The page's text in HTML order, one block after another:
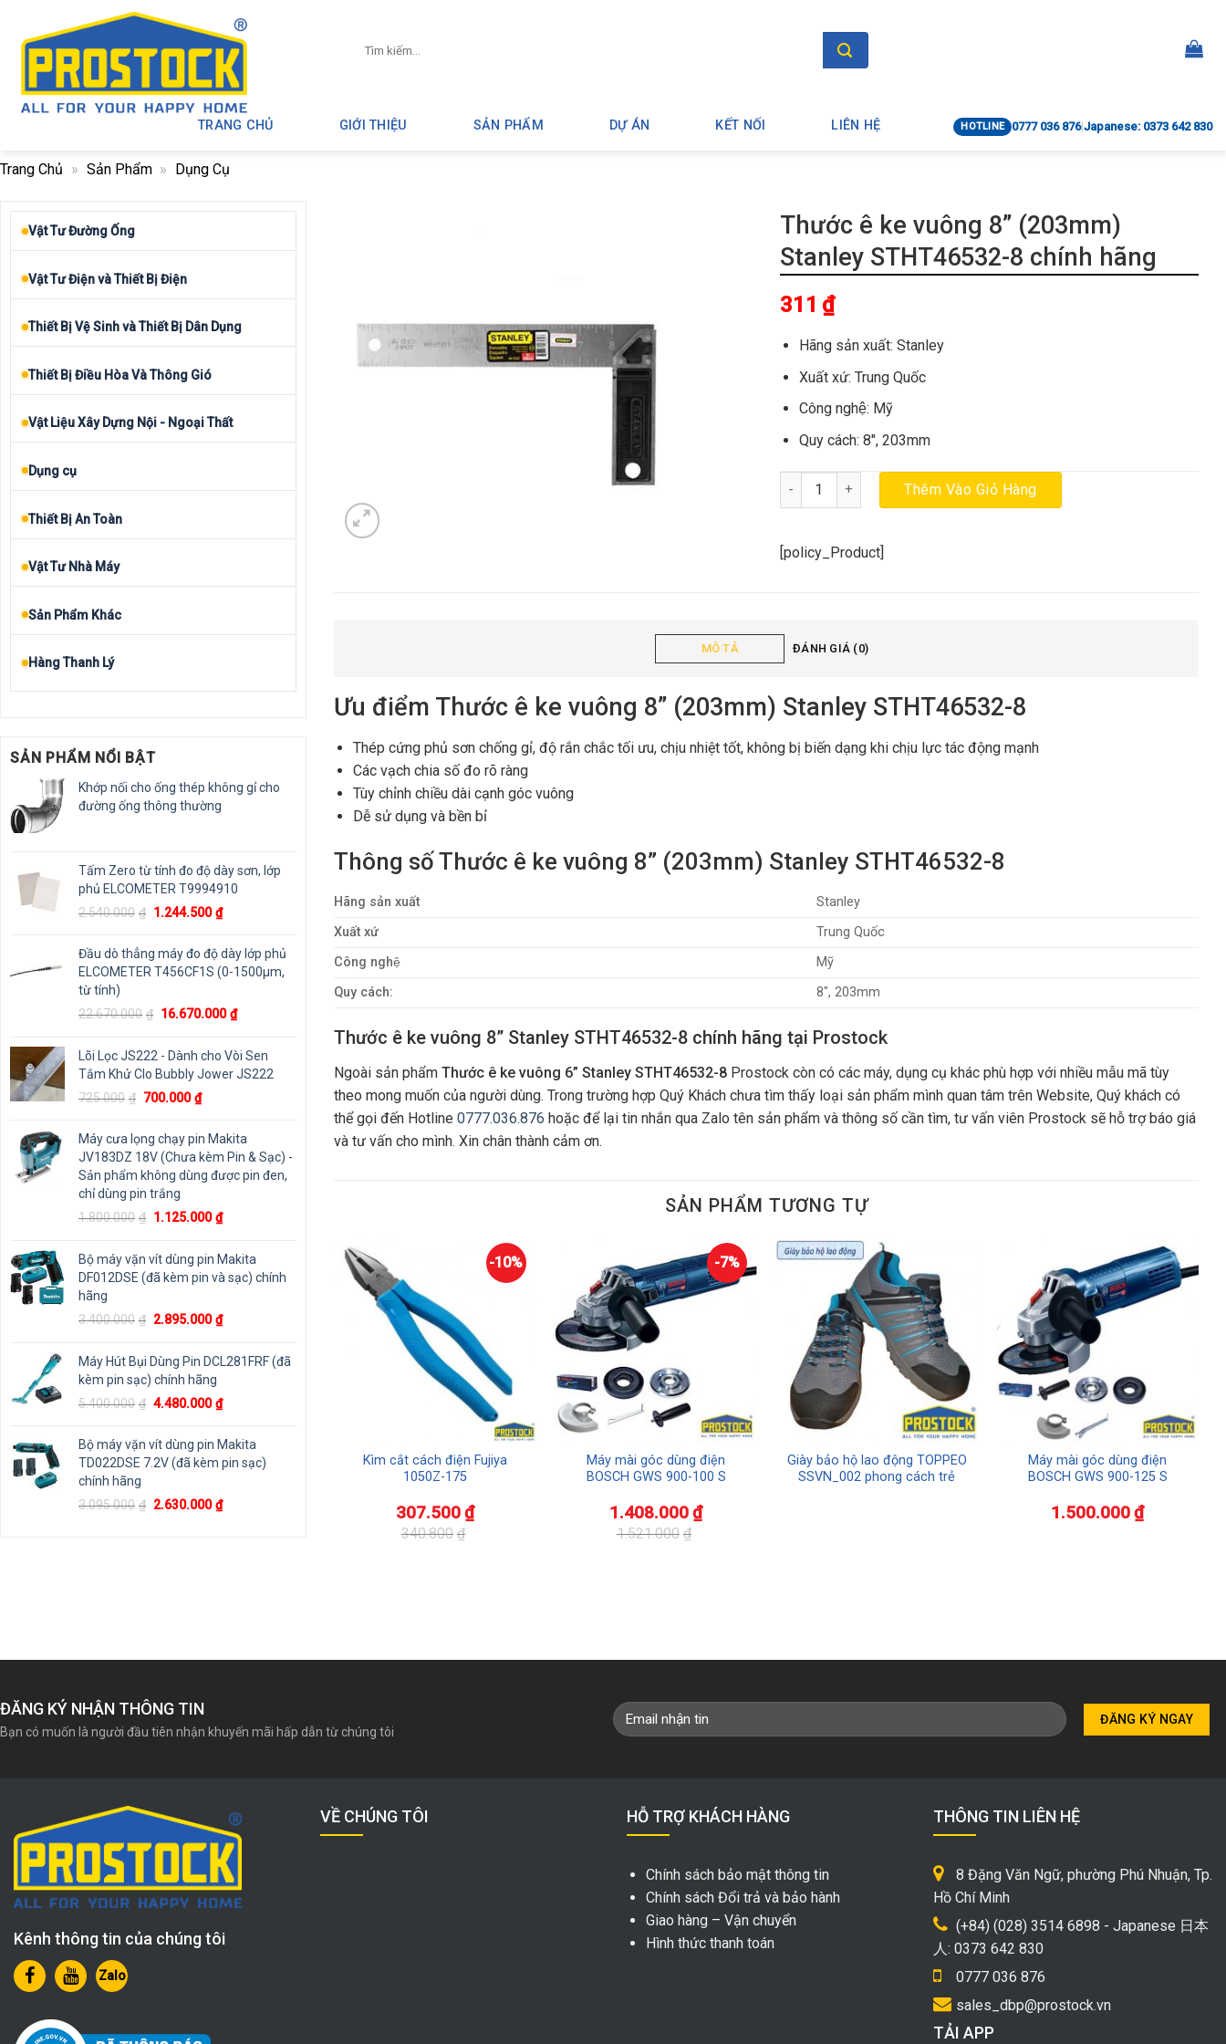
content
kiếm:
TRANG CHỦ GIỚI THIỆU SẢN PHẨM DỰ ÁN KẾT NỐI LIÊN HỆ HOTLINE 0777 036 876|Japanese: 0373 642 830
Trang Chủ » Sản Phẩm » Dụng Cụ
Vật Tư Đường Ống
Vật Tư Điện và Thiết Bị Điện
Thiết Bị Vệ Sinh và Thiết Bị Dân Dụng
Thiết Bị Điều Hòa Và Thông Gió
Vật Liệu Xây Dựng Nội - Ngoại Thất
Dụng cụ
Thiết Bị An Toàn
Vật Tư Nhà Máy
Sản Phẩm Khác
Hàng Thanh Lý
SẢN PHẨM NỔI BẬT
Khớp nối cho ống thép không gỉ cho
đường ống thông thường
Tấm Zero từ tính đo độ dày sơn, lớp
phủ ELCOMETER T9994910
2.540.000 ₫ Giá
là:
2.540.000₫.
1.244.500 ₫Giá
tại
là:
Đầu dò thẳng máy đo độ dày lớp phủ
ELCOMETER T456CF1S (0-1500μm,
từ tính)
22.670.000 ₫ Giá
là:
22.670.000₫.
16.670.000 ₫Giá
tại
là:
Lõi Lọc JS222 - Dành cho Vòi Sen
Tắm Khử Clo Bubbly Jower JS222
725.000 ₫ Giá
là:
725.000₫.
700.000 ₫Giá
tại
là:
700.000₫.
Máy cưa lọng chạy pin Makita
JV183DZ 18V (Chưa kèm Pin & Sạc) -
Sản phẩm không dùng được pin đen,
chỉ dùng pin trắng
1.800.000 ₫ Giá
là:
1.800.000₫.
1.125.000 ₫Giá
tại
là:
Bộ máy vặn vít dùng pin Makita
DF012DSE (đã kèm pin và sạc) chính
hãng
3.400.000 ₫ Giá
là:
3.400.000₫.
2.895.000 ₫Giá
tại
2.895.000₫.
Máy Hút Bụi Dùng Pin DCL281FRF (đã
kèm pin sạc) chính hãng
5.400.000 ₫ Giá
là:
5.400.000₫.
4.480.000 ₫Giá
tại
là:
Bộ máy vặn vít dùng pin Makita
TD022DSE 7.2V (đã kèm pin sạc)
chính hãng
3.095.000 ₫ Giá
2.630.000 ₫Giá
Thước ê ke vuông 8” (203mm)
Stanley STHT46532-8 chính hãng
311 ₫
Hãng sản xuất: Stanley
Xuất xứ: Trung Quốc
Công nghệ: Mỹ
Quy cách: 8″, 203mm
Thước ê ke vuông 8” (203mm) Stanley STHT46532-8 chính hãng số lượng
Thêm Vào Giỏ Hàng
[policy_Product]
MÔ TẢ ĐÁNH GIÁ (0)
Ưu điểm Thước ê ke vuông 8” (203mm) Stanley STHT46532-8
Thép cứng phủ sơn chống gỉ, độ rắn chắc tối ưu, chịu nhiệt tốt, không bị biến dạng khi chịu lực tác động mạnh
Các vạch chia số đo rõ ràng
Tùy chỉnh chiều dài cạnh góc vuông
Dễ sử dụng và bền bỉ
Thông số Thước ê ke vuông 8” (203mm) Stanley STHT46532-8
Hãng sản xuất
Stanley
Xuất xứ
Trung Quốc
Công nghệ
Mỹ
Quy cách:
8″, 203mm
Thước ê ke vuông 8” Stanley STHT46532-8 chính hãng tại Prostock
Ngoài sản phẩm Thước ê ke vuông 6” Stanley STHT46532-8 Prostock còn có các máy, dụng cụ khác phù hợp với nhiều mẫu mã tùy
theo mong muốn của người dùng. Trong trường hợp Quý Khách chưa tìm thấy loại sản phẩm mình quan tâm trên Website, Quý khách có
thể gọi đến Hotline 0777.036.876 hoặc để lại tin nhắn qua Zalo tên sản phẩm và thông số cần tìm, tư vấn viên Prostock sẽ hỗ trợ báo giá
và tư vấn cho mình. Xin chân thành cảm ơn.
SẢN PHẨM TƯƠNG TỰ
-10%
Kìm cắt cách điện Fujiya
1050Z-175
340.800 ₫
307.500₫
-7%
Máy mài góc dùng điện
BOSCH GWS 900-100 S
1.521.000 ₫
1.408.000₫
Giày bảo hộ lao động TOPPEO
SSVN_002 phong cách trẻ
Máy mài góc dùng điện
BOSCH GWS 900-125 S
1.500.000₫
18V 1.5Ah M-
Đá cắt BOSCH 100×1.2×16
12.000
ĐĂNG KÝ NHẬN THÔNG TIN
Bạn có muốn là người đầu tiên nhận khuyến mãi hấp dẫn từ chúng tôi
Kênh thông tin của chúng tôi
Zalo
VỀ CHÚNG TÔI HỖ TRỢ KHÁCH HÀNG
Chính sách bảo mật thông tin
Chính sách Đổi trả và bảo hành
Giao hàng – Vận chuyển
Hình thức thanh toán
THÔNG TIN LIÊN HỆ
8 Đặng Văn Ngữ, phường Phú Nhuận, Tp.
Hồ Chí Minh
(+84) (028) 3514 6898 - Japanese 日本
人: 0373 642 830
0777 036 876
sales_dbp@prostock.vn
TẢI APP